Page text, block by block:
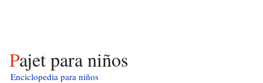
Pajet para niños
Enciclopedia para niños